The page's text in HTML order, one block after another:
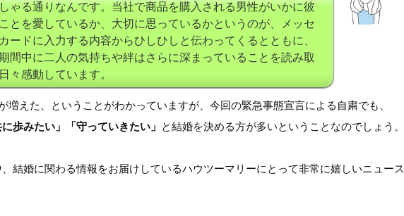
ゃる通りなんです。当社で商品を購入される男性がいかに彼
とを愛しているか、大切に思っているかというのが、メッセ
ードに入力する内容からひしひしと伝わってくるとともに、
間中に二人の気持ちや絆はさらに深まっていることを読み取
々感動しています。
増えた、ということがわかっていますが、今回の緊急事態宣言による自粛でも、
歩みたい」「守っていきたい」 と結婚を決める方が多いということなのでしょう。
結婚に関わる情報をお届けしているハウツーマリーにとって非常に嬉しいニュース